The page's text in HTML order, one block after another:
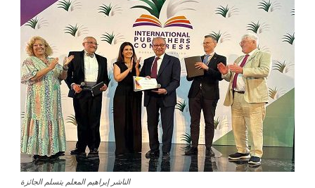
الناشر إبراهيم المعلم يتسلم الجائزة